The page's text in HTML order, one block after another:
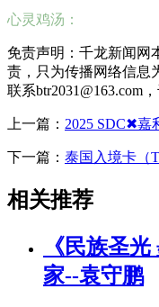
心灵鸡汤：
免责声明：千龙新闻网
责，只为传播网络信息
联系btr2031@163.com
上一篇： 2025 SDC✖嘉
下一篇： 泰国入境卡（
相关推荐
《民族圣
家--袁守鹏